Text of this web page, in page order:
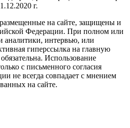
г.
на сайте, защищены и
Федерации. При полном или
аналитики, интервью, или
гиперссылка на главную
Использование
с письменного согласия
не всегда совпадает с мнением
на сайте.